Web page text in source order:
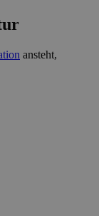
ansteht,